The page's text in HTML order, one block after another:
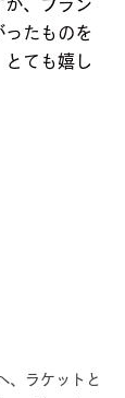
が、プラン
ったものを
ても嬉し
、ラケットと